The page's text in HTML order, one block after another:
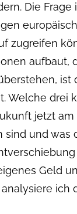
Die Frage
zugreifen
aufbaut,
ist
Welche drei
jetzt am
sind und was
Geld
ich